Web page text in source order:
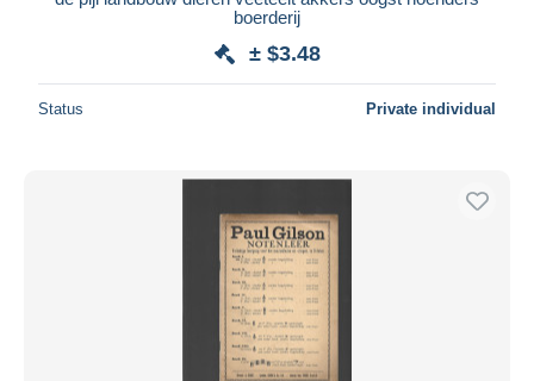
boerderij
± $3.48
Status Private individual